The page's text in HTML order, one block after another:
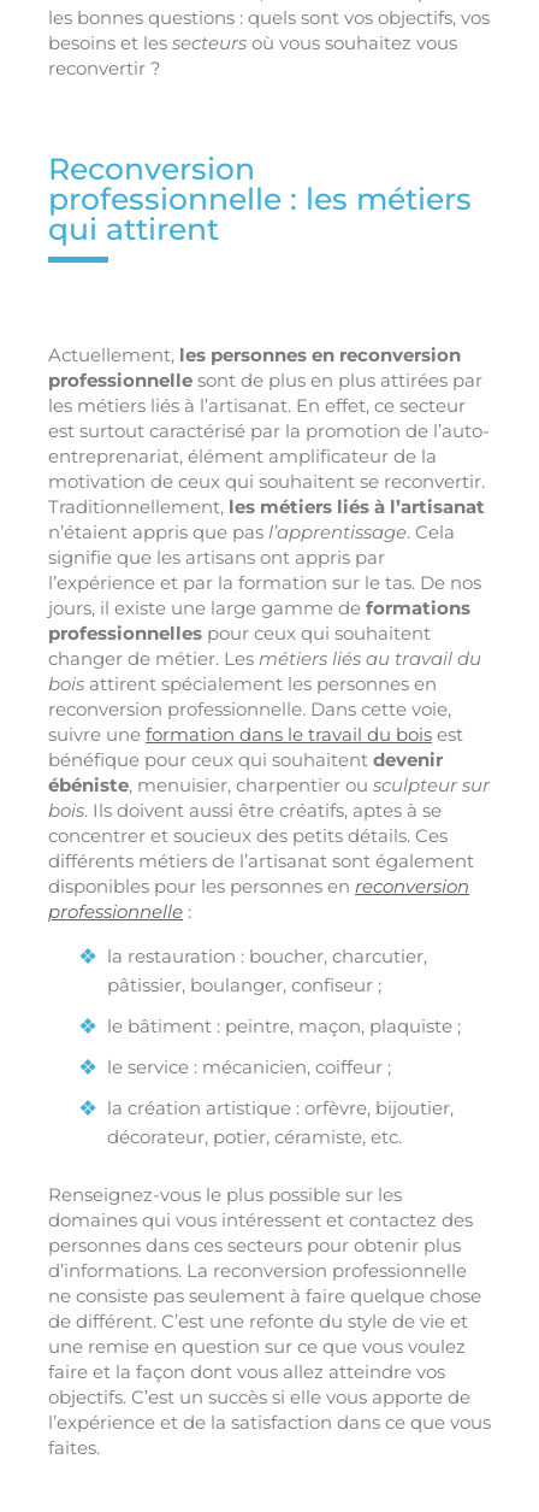
les bonnes questions : quels sont vos objectifs, vos
besoins et les secteurs où vous souhaitez vous
reconvertir ?
Reconversion
professionnelle : les métiers
qui attirent
Actuellement, les personnes en reconversion
professionnelle sont de plus en plus attirées par
les métiers liés à l’artisanat. En effet, ce secteur
est surtout caractérisé par la promotion de l’auto-
entreprenariat, élément amplificateur de la
motivation de ceux qui souhaitent se reconvertir.
Traditionnellement, les métiers liés à l’artisanat
n’étaient appris que pas l’apprentissage. Cela
signifie que les artisans ont appris par
l’expérience et par la formation sur le tas. De nos
jours, il existe une large gamme de formations
professionnelles pour ceux qui souhaitent
changer de métier. Les métiers liés au travail du
bois attirent spécialement les personnes en
reconversion professionnelle. Dans cette voie,
suivre une formation dans le travail du bois est
bénéfique pour ceux qui souhaitent devenir
ébéniste, menuisier, charpentier ou sculpteur sur
bois. Ils doivent aussi être créatifs, aptes à se
concentrer et soucieux des petits détails. Ces
différents métiers de l’artisanat sont également
disponibles pour les personnes en reconversion
professionnelle :
la restauration : boucher, charcutier,
pâtissier, boulanger, confiseur ;
le bâtiment : peintre, maçon, plaquiste ;
le service : mécanicien, coiffeur ;
la création artistique : orfèvre, bijoutier,
décorateur, potier, céramiste, etc.
Renseignez-vous le plus possible sur les
domaines qui vous intéressent et contactez des
personnes dans ces secteurs pour obtenir plus
d’informations. La reconversion professionnelle
ne consiste pas seulement à faire quelque chose
de différent. C’est une refonte du style de vie et
une remise en question sur ce que vous voulez
faire et la façon dont vous allez atteindre vos
objectifs. C’est un succès si elle vous apporte de
l’expérience et de la satisfaction dans ce que vous
faites.